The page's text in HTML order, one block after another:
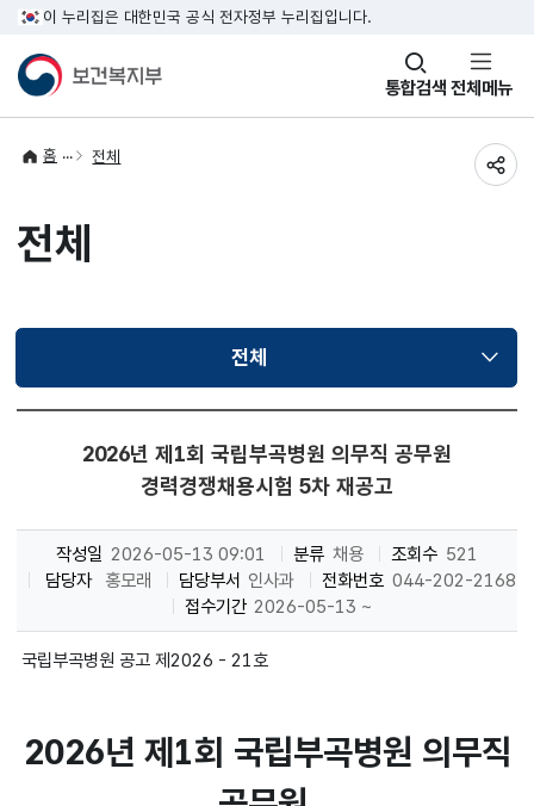
이 누리집은 대한민국 공식 전자정부 누리집입니다.
통합검색
창
열기 전체메뉴
홈 전체
전체
전체선택됨
2026년 제1회 국립부곡병원 의무직 공무원
경력경쟁채용시험 5차 재공고
작성일 2026-05-13 09:01 분류 채용 조회수 521
담당자
홍모래 담당부서 인사과 전화번호 044-202-2168
접수기간 2026-05-13 ~
국립부곡병원 공고 제2026 - 21호
2026년 제1회 국립부곡병원 의무직